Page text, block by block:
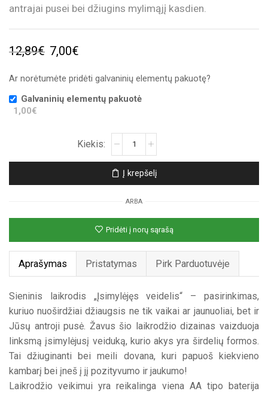
antrajai pusei bei džiugins mylimąjį kasdien.
12,89€ Original
12,89€.
7,00€
7,00€.
Ar norėtumėte pridėti galvaninių elementų pakuotę?
Galvaninių elementų pakuotė
1,00€
Sieninis
laikrodis
veidelis“
Į krepšelį
ARBA
Pridėti į norų sąrašą
Aprašymas Pristatymas Pirk Parduotuvėje
Sieninis laikrodis „Įsimylėjęs veidelis“ – pasirinkimas,
kuriuo nuoširdžiai džiaugsis ne tik vaikai ar jaunuoliai, bet ir
Jūsų antroji pusė. Žavus šio laikrodžio dizainas vaizduoja
linksmą įsimylėjusį veiduką, kurio akys yra širdelių formos.
Tai džiuginanti bei meili dovana, kuri papuoš kiekvieno
kambarį bei įneš į jį pozityvumo ir jaukumo!
Laikrodžio veikimui yra reikalinga viena AA tipo baterija